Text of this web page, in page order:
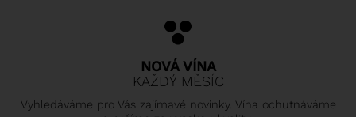
NOVÁ VÍNA
KAŽDÝ MĚSÍC
Vyhledáváme pro Vás zajímavé novinky. Vína ochutnáváme